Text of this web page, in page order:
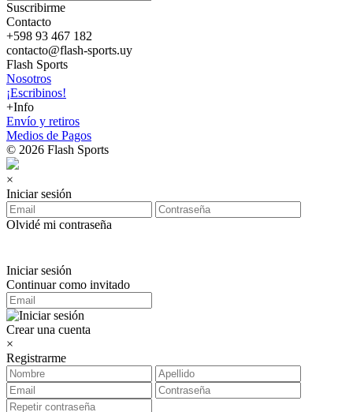
Suscribirme
Contacto
+598 93 467 182
contacto@flash-sports.uy
Flash Sports
Nosotros
¡Escribinos!
+Info
Envío y retiros
Medios de Pagos
© 2026 Flash Sports
×
Iniciar sesión
Olvidé mi contraseña
Iniciar sesión
Continuar como invitado
Crear una cuenta
×
Registrarme